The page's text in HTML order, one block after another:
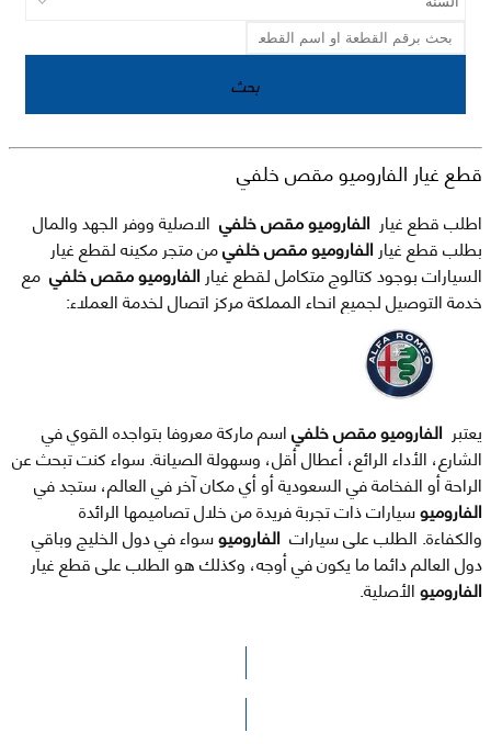
بحث
قطع غيار الفاروميو مقص خلفي
اطلب قطع غيار
الاصلية ووفر الجهد والمال
بطلب قطع غيار
الفاروميو مقص خلفيمن متجر مكينه لقطع غيار
السيارات بوجود كتالوج متكامل لقطع غيار الفاروميو مقص خلفي مع
خدمة التوصيل لجميع انحاء المملكة مركز اتصال لخدمة العملاء:
يعتبر الفاروميو مقص خلفياسم ماركة معروفا بتواجده القوي في
الشارع، الأداء الرائع، أعطال أقل، وسهولة الصيانة. سواء كنت تبحث عن
الراحة أو الفخامة في السعودية أو أي مكان آخر في العالم، ستجد في
الفاروميوسيارات ذات تجربة فريدة من خلال تصاميمها الرائدة
والكفاءة. الطلب على سيارات الفاروميوسواء في دول الخليج وباقي
دول العالم دائما ما يكون في أوجه، وكذلك هو الطلب على قطع غيار
الفاروميوالأصلية.
الرجاء الضغط هنا للوصول لصفحة البحث